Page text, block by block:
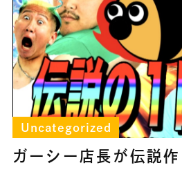
Uncategorized
ガーシー店長が伝説作